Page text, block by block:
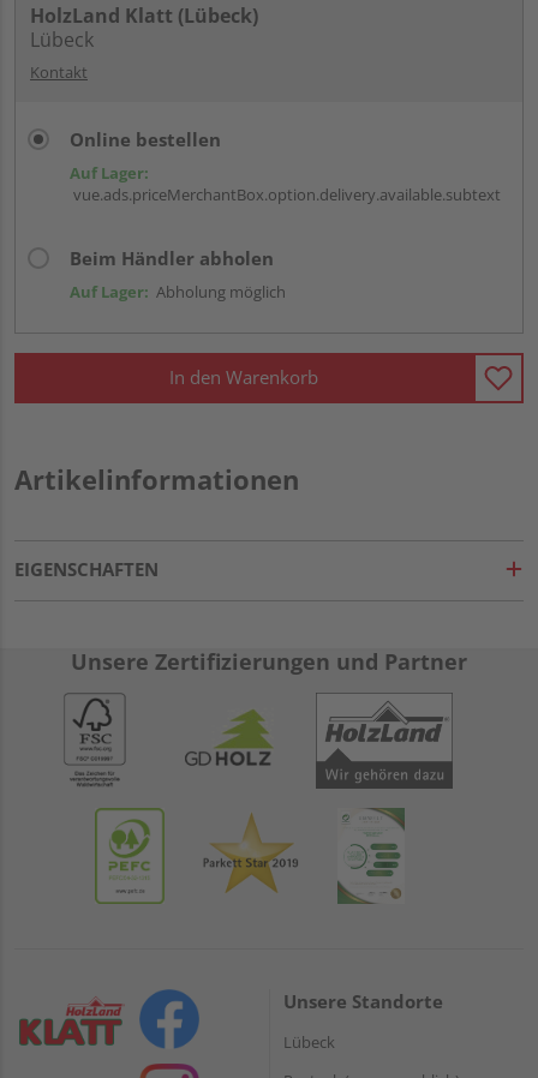
HolzLand Klatt (Lübeck)
Lübeck
Kontakt
Online bestellen
Auf Lager:
vue.ads.priceMerchantBox.option.delivery.available.subtext
Beim Händler abholen
Auf Lager: Abholung möglich
In den Warenkorb
Artikelinformationen
EIGENSCHAFTEN
Unsere Zertifizierungen und Partner
Unsere Standorte
Lübeck